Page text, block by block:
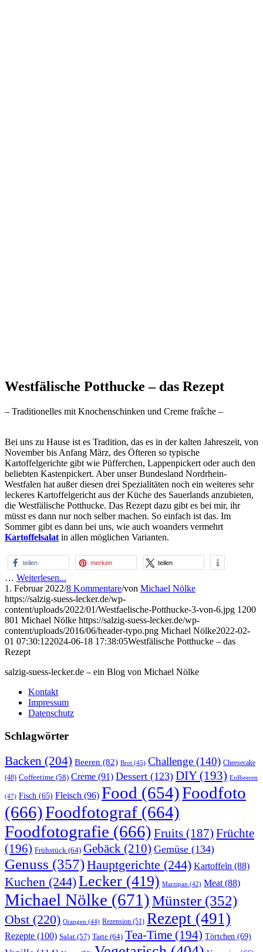
Westfälische Potthucke – das Rezept
– Traditionelles mit Knochenschinken und Creme fraîche –
Bei uns zu Hause ist es Tradition, das es in der kalten Jahreszeit, von
November bis Anfang März, des Öfteren so typische
Kartoffelgerichte gibt wie Püfferchen, Lappenpickert oder auch den
beliebten Kastenpickert. Aber unser Bundesland Nordrhein-
Westfalen hat außer diesen drei Spezialitäten noch ein weiteres sehr
leckeres Kartoffelgericht aus der Küche des Sauerlands anzubieten,
die Westfälische Potthucke. Das Rezept dazu gibt es bei mir, ihr
müsst es dann nur noch selber machen. So einfach ist das. Im
Sommer gibt es dann bei uns, wie auch woanders vermehrt
Kartoffelsalat in allen möglichen Varianten.
teilen merken teilen
… Weiterlesen...
1. Februar 2022/8 Kommentare/von Michael Nölke
https://salzig-suess-lecker.de/wp-
content/uploads/2022/01/Westfaelische-Potthucke-3-von-6.jpg 1200
801 Michael Nölke https://salzig-suess-lecker.de/wp-
content/uploads/2016/06/header-typo.png Michael Nölke2022-02-
01 07:30:122024-06-18 17:38:05Westfälische Potthucke – das
Rezept
salzig-suess-lecker.de – ein Blog von Michael Nölke
Kontakt
Impressum
Datenschutz
Schlagwörter
Backen (204) Beeren (82) Brot (45) Challenge (140) Cheesecake
(48) Coffeetime (58) Creme (91) Dessert (123) DIY(193) Erdbeeren
(47) Fisch (65) Fleisch (96) Food (654)Foodfoto
(666)Foodfotograf (664)
Foodfotografie (666) Fruits (187) Früchte
(196) Frühstück (64) Gebäck (210) Gemüse (134)
Genuss (357)Hauptgerichte (244) Kartoffeln (88)
Kuchen (244)Lecker (419) Marzipan (42) Meat (88)
Michael Nölke (671)Münster(352)
Obst (220) Orangen (44) Rezension (51) Rezept (491)
Rezepte (100) Salat (57) Tarte (64) Tea-Time (194) Törtchen (69)